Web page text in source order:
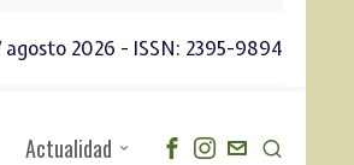
agosto 2026 - ISSN: 2395-9894
Actualidad